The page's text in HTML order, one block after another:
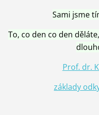
Sami jsme
To, co den co den
Prof. dr.
základy